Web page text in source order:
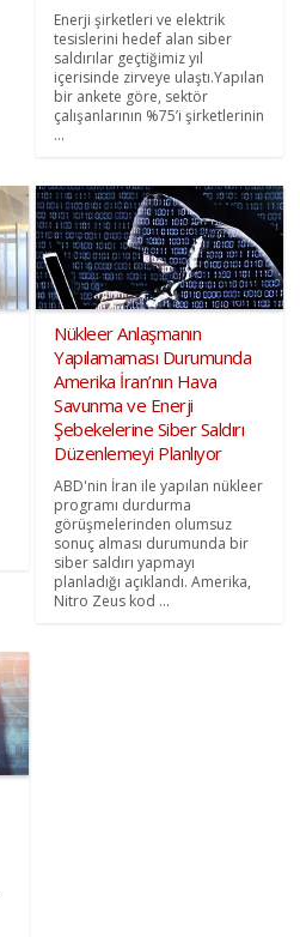
Enerji şirketleri ve elektrik
tesislerini hedef alan siber
saldırılar geçtiğimiz yıl
içerisinde zirveye ulaştı.Yapılan
bir ankete göre, sektör
çalışanlarının %75’i şirketlerinin
...
Nükleer Anlaşmanın
Yapılamaması Durumunda
Amerika İran’nın Hava
Savunma ve Enerji
Şebekelerine Siber Saldırı
Düzenlemeyi Planlıyor
ABD'nin İran ile yapılan nükleer
programı durdurma
görüşmelerinden olumsuz
sonuç alması durumunda bir
siber saldırı yapmayı
planladığı açıklandı. Amerika,
Nitro Zeus kod ...